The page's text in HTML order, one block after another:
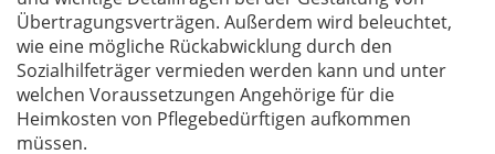
Übertragungsverträgen. Außerdem wird beleuchtet,
wie eine mögliche Rückabwicklung durch den
Sozialhilfeträger vermieden werden kann und unter
welchen Voraussetzungen Angehörige für die
Heimkosten von Pflegebedürftigen aufkommen
müssen.